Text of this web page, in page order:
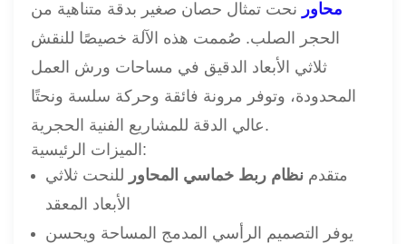
محاور نحت تمثال حصان صغير بدقة متناهية من
الحجر الصلب. صُممت هذه الآلة خصيصًا للنقش
ثلاثي الأبعاد الدقيق في مساحات ورش العمل
المحدودة، وتوفر مرونة فائقة وحركة سلسة ونحتًا
عالي الدقة للمشاريع الفنية الحجرية.
الميزات الرئيسية:
متقدم نظام ربط خماسي المحاور للنحت ثلاثي
الأبعاد المعقد
يوفر التصميم الرأسي المدمج المساحة ويحسن